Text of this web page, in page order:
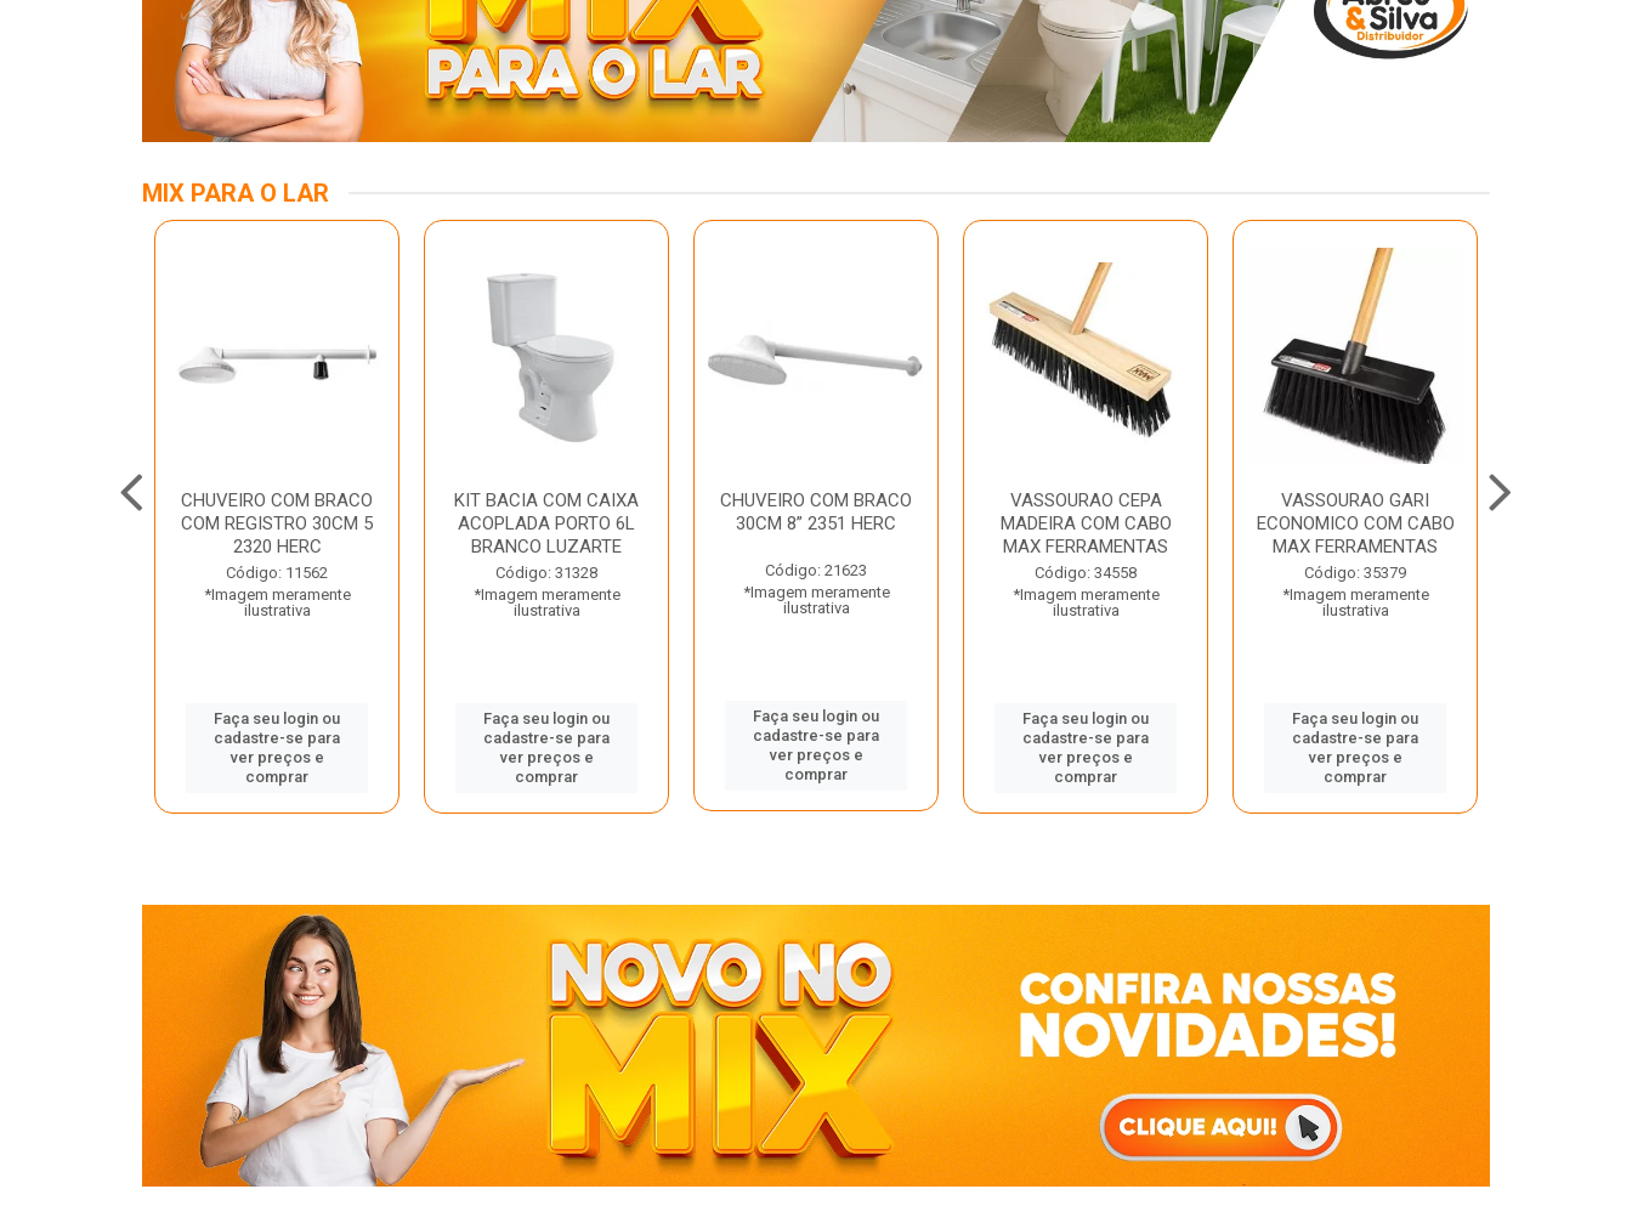
MIX PARA O LAR
CHUVEIRO COM BRACO
COM REGISTRO 30CM 5
2320 HERC
Código: 11562
*Imagem meramente
ilustrativa
Faça seu login ou
cadastre-se para
ver preços e
comprar
KIT BACIA COM CAIXA
ACOPLADA PORTO 6L
BRANCO LUZARTE
Código: 31328
*Imagem meramente
ilustrativa
Faça seu login ou
cadastre-se para
ver preços e
comprar
CHUVEIRO COM BRACO
30CM 8” 2351 HERC
Código: 21623
*Imagem meramente
ilustrativa
Faça seu login ou
cadastre-se para
ver preços e
comprar
VASSOURAO CEPA
MADEIRA COM CABO
MAX FERRAMENTAS
Código: 34558
*Imagem meramente
ilustrativa
Faça seu login ou
cadastre-se para
ver preços e
comprar
VASSOURAO GARI
ECONOMICO COM CABO
MAX FERRAMENTAS
Código: 35379
*Imagem meramente
ilustrativa
Faça seu login ou
cadastre-se para
ver preços e
comprar